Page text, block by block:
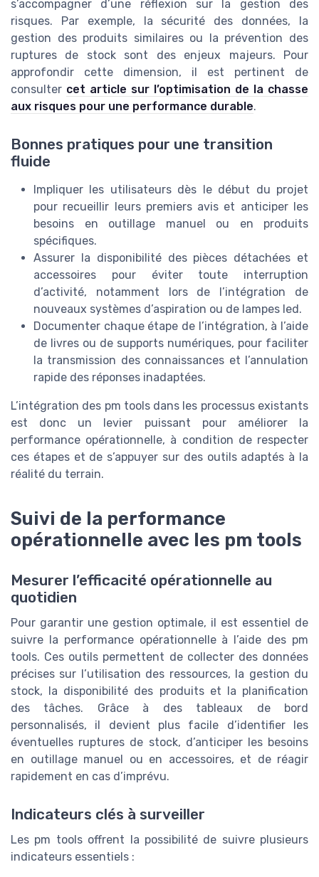
s’accompagner d’une réflexion sur la gestion des
risques. Par exemple, la sécurité des données, la
gestion des produits similaires ou la prévention des
ruptures de stock sont des enjeux majeurs. Pour
approfondir cette dimension, il est pertinent de
consulter cet article sur l’optimisation de la chasse
aux risques pour une performance durable.
Bonnes pratiques pour une transition
fluide
Impliquer les utilisateurs dès le début du projet
pour recueillir leurs premiers avis et anticiper les
besoins en outillage manuel ou en produits
spécifiques.
Assurer la disponibilité des pièces détachées et
accessoires pour éviter toute interruption
d’activité, notamment lors de l’intégration de
nouveaux systèmes d’aspiration ou de lampes led.
Documenter chaque étape de l’intégration, à l’aide
de livres ou de supports numériques, pour faciliter
la transmission des connaissances et l’annulation
rapide des réponses inadaptées.
L’intégration des pm tools dans les processus existants
est donc un levier puissant pour améliorer la
performance opérationnelle, à condition de respecter
ces étapes et de s’appuyer sur des outils adaptés à la
réalité du terrain.
Suivi de la performance
opérationnelle avec les pm tools
Mesurer l’efficacité opérationnelle au
quotidien
Pour garantir une gestion optimale, il est essentiel de
suivre la performance opérationnelle à l’aide des pm
tools. Ces outils permettent de collecter des données
précises sur l’utilisation des ressources, la gestion du
stock, la disponibilité des produits et la planification
des tâches. Grâce à des tableaux de bord
personnalisés, il devient plus facile d’identifier les
éventuelles ruptures de stock, d’anticiper les besoins
en outillage manuel ou en accessoires, et de réagir
rapidement en cas d’imprévu.
Indicateurs clés à surveiller
Les pm tools offrent la possibilité de suivre plusieurs
indicateurs essentiels :